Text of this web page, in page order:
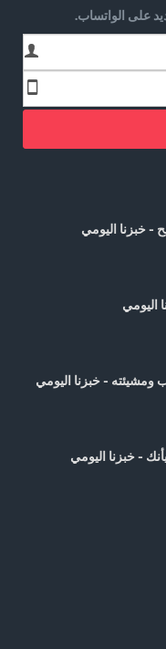
على الواتساب.
- خبزنا اليومي
اليومي
ومشيئته - خبزنا اليومي
- خبزنا اليومي